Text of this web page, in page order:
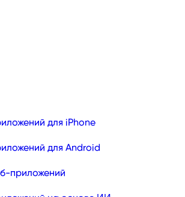
для iPhone
для Android
приложений